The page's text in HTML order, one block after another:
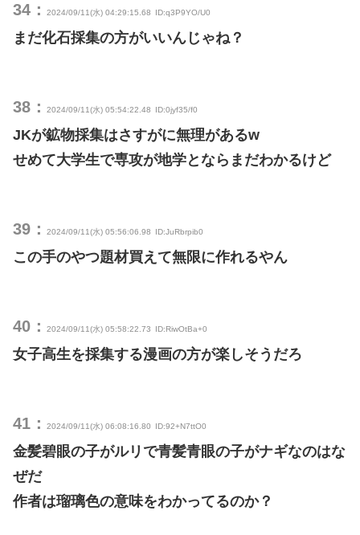
34： 2024/09/11(水) 04:29:15.68 ID:q3P9YO/U0
まだ化石採集の方がいいんじゃね？
38： 2024/09/11(水) 05:54:22.48 ID:0jyf35/f0
JKが鉱物採集はさすがに無理があるw
せめて大学生で専攻が地学とならまだわかるけど
39： 2024/09/11(水) 05:56:06.98 ID:JuRbrpib0
この手のやつ題材買えて無限に作れるやん
40： 2024/09/11(水) 05:58:22.73 ID:RiwOtBa+0
女子高生を採集する漫画の方が楽しそうだろ
41： 2024/09/11(水) 06:08:16.80 ID:92+N7ttO0
金髪碧眼の子がルリで青髪青眼の子がナギなのはな
ぜだ
作者は瑠璃色の意味をわかってるのか？